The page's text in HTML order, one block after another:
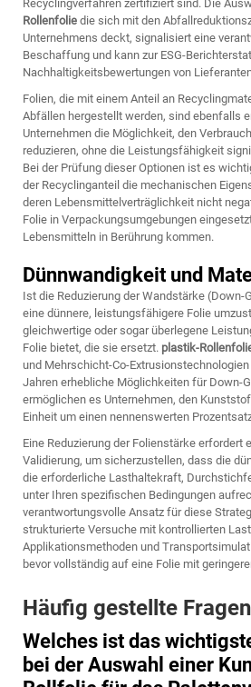
Recyclingverfahren zertifiziert sind. Die
Rollenfolie die sich mit den
Unternehmens deckt, signalisiert eine
Beschaffung und kann zur ESG-
Nachhaltigkeitsbewertungen von
Folien, die mit einem Anteil an
Abfällen hergestellt werden, sind ebenfalls
Unternehmen die Möglichkeit, den
reduzieren, ohne die Leistungsfähigkeit
Bei der Prüfung dieser Optionen ist es
der Recyclinganteil die mechanischen
deren Lebensmittelverträglichkeit nicht
Folie in Verpackungsumgebungen
Lebensmitteln in Berührung kommen.
Dünnwandigkeit und
Ist die Reduzierung der Wandstärke (Down-
eine dünnere, leistungsfähigere Folie
gleichwertige oder sogar überlegene
Folie bietet, die sie ersetzt. plastik-
und Mehrschicht-Co-
Jahren erhebliche Möglichkeiten für Down-
ermöglichen es Unternehmen, den
Einheit um einen nennenswerten
Eine Reduzierung der Folienstärke erfordert
Validierung, um sicherzustellen, dass die
die erforderliche Lasthaltekraft,
unter Ihren spezifischen Bedingungen
verantwortungsvolle Ansatz für diese
strukturierte Versuche mit kontrollierten
Applikationsmethoden und
bevor vollständig auf eine Folie mit
Häufig gestellte Fragen
Welches ist das
bei der Auswahl einer